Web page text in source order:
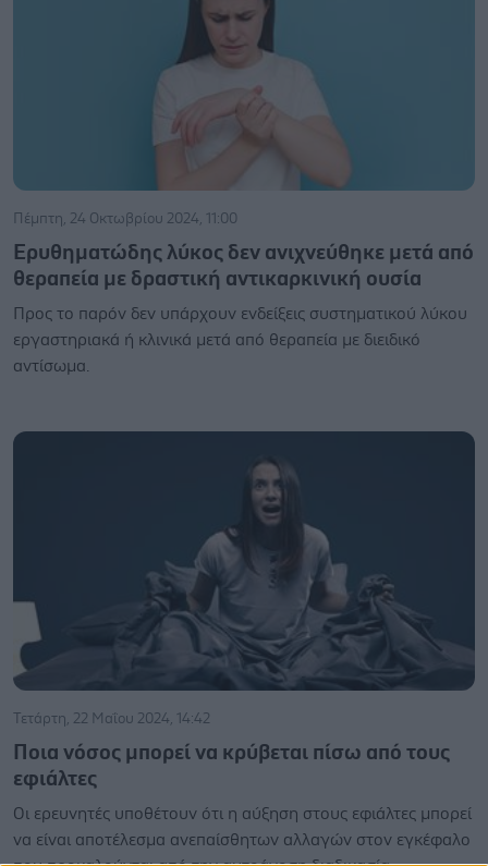
Πέμπτη, 24 Οκτωβρίου 2024, 11:00
Ερυθηματώδης λύκος δεν ανιχνεύθηκε μετά από
θεραπεία με δραστική αντικαρκινική ουσία
Προς το παρόν δεν υπάρχουν ενδείξεις συστηματικού λύκου
εργαστηριακά ή κλινικά μετά από θεραπεία με διειδικό
αντίσωμα.
Τετάρτη, 22 Μαΐου 2024, 14:42
Ποια νόσος μπορεί να κρύβεται πίσω από τους
εφιάλτες
Οι ερευνητές υποθέτουν ότι η αύξηση στους εφιάλτες μπορεί
να είναι αποτέλεσμα ανεπαίσθητων αλλαγών στον εγκέφαλο